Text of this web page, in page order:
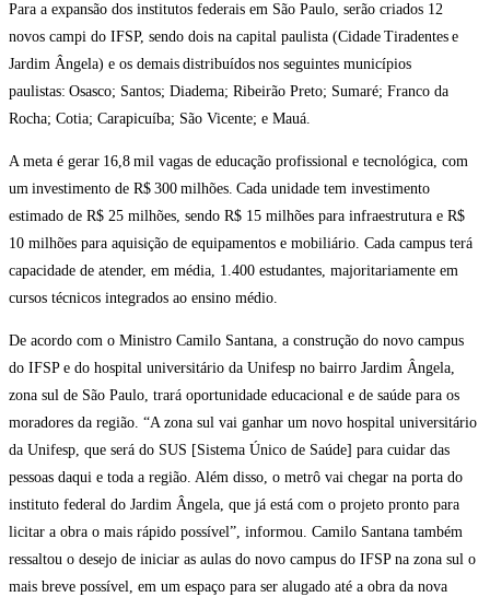
Para a expansão dos institutos federais em São Paulo, serão criados 12
novos campi do IFSP, sendo dois na capital paulista (Cidade Tiradentes e
Jardim Ângela) e os demais distribuídos nos seguintes municípios
paulistas: Osasco; Santos; Diadema; Ribeirão Preto; Sumaré; Franco da
Rocha; Cotia; Carapicuíba; São Vicente; e Mauá.
A meta é gerar 16,8 mil vagas de educação profissional e tecnológica, com
um investimento de R$ 300 milhões. Cada unidade tem investimento
estimado de R$ 25 milhões, sendo R$ 15 milhões para infraestrutura e R$
10 milhões para aquisição de equipamentos e mobiliário. Cada campus terá
capacidade de atender, em média, 1.400 estudantes, majoritariamente em
cursos técnicos integrados ao ensino médio.
De acordo com o Ministro Camilo Santana, a construção do novo campus
do IFSP e do hospital universitário da Unifesp no bairro Jardim Ângela,
zona sul de São Paulo, trará oportunidade educacional e de saúde para os
moradores da região. “A zona sul vai ganhar um novo hospital universitário
da Unifesp, que será do SUS [Sistema Único de Saúde] para cuidar das
pessoas daqui e toda a região. Além disso, o metrô vai chegar na porta do
instituto federal do Jardim Ângela, que já está com o projeto pronto para
licitar a obra o mais rápido possível”, informou. Camilo Santana também
ressaltou o desejo de iniciar as aulas do novo campus do IFSP na zona sul o
mais breve possível, em um espaço para ser alugado até a obra da nova